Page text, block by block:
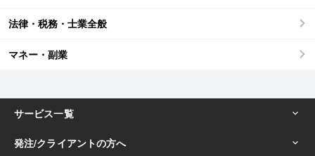
法律・税務・士業全般
マネー・副業